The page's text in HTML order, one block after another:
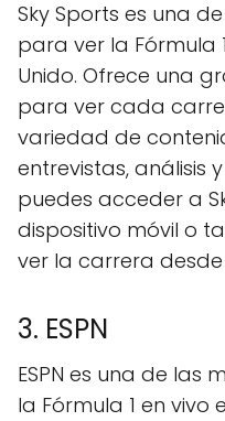
Sky Sports es una
para ver la Fórmula
Unido. Ofrece una
para ver cada
variedad de
entrevistas, análisis
puedes acceder a
dispositivo móvil o
ver la carrera
3. ESPN
ESPN es una de las
la Fórmula 1 en vivo